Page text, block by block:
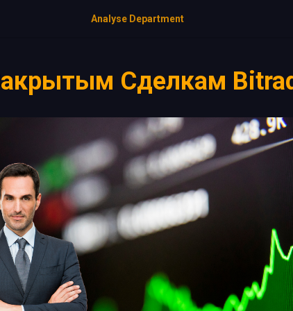
Analyse Department
Сделкам